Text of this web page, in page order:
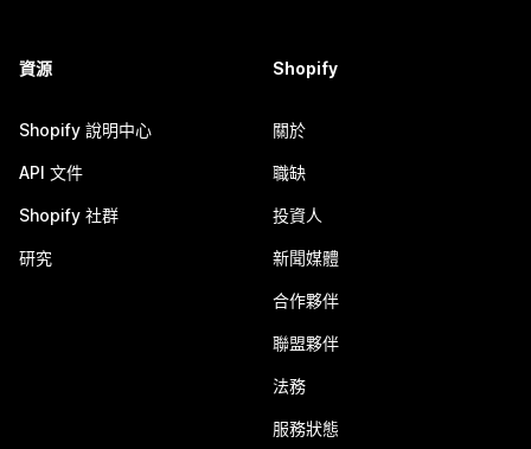
資源
Shopify 說明中心
API 文件
Shopify 社群
研究
Shopify
關於
職缺
投資人
新聞媒體
合作夥伴
聯盟夥伴
法務
服務狀態